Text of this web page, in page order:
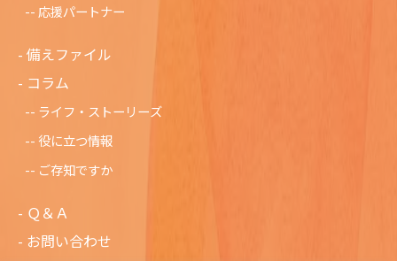
応援パートナー
備えファイル
コラム
ライフ・ストーリーズ
役に立つ情報
ご存知ですか
Ｑ＆Ａ
お問い合わせ